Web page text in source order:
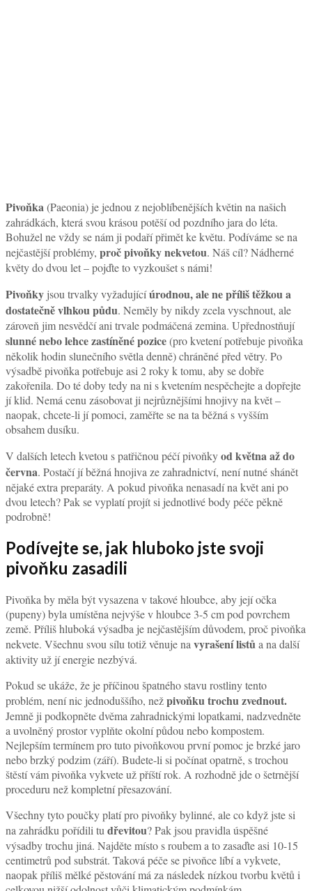
Pivoňka(Paeonia) je jednou z nejoblíbenějších květin na našich
zahrádkách, která svou krásou potěší od pozdního jara do léta.
Bohužel ne vždy se nám ji podaří přimět ke květu. Podíváme se na
nejčastější problémy, proč pivoňky nekvetou. Náš cíl? Nádherné
květy do dvou let – pojďte to vyzkoušet s námi!
Pivoňky jsou trvalky vyžadujícíúrodnou, ale ne příliš těžkou a
dostatečně vlhkou půdu. Neměly by nikdy zcela vyschnout, ale
zároveň jim nesvědčí ani trvale podmáčená zemina. Upřednostňují
slunné nebo lehce zastíněné pozice(pro kvetení potřebuje pivoňka
několik hodin slunečního světla denně) chráněné před větry. Po
výsadbě pivoňka potřebuje asi 2 roky k tomu, aby se dobře
zakořenila. Do té doby tedy na ni s kvetením nespěchejte a dopřejte
jí klid. Nemá cenu zásobovat ji nejrůznějšími hnojivy na květ –
naopak, chcete-li jí pomoci, zaměřte se na ta běžná s vyšším
obsahem dusíku.
V dalších letech kvetou s patřičnou péčí pivoňkyod května až do
června. Postačí jí běžná hnojiva ze zahradnictví, není nutné shánět
nějaké extra preparáty. A pokud pivoňka nenasadí na květ ani po
dvou letech? Pak se vyplatí projít si jednotlivé body péče pěkně
podrobně!
Podívejte se, jak hluboko jste svoji
pivoňku zasadili
Pivoňka by měla být vysazena v takové hloubce, aby její očka
(pupeny) byla umístěna nejvýše v hloubce 3-5 cm pod povrchem
země. Příliš hluboká výsadba je nejčastějším důvodem, proč pivoňka
nekvete. Všechnu svou sílu totiž věnuje navyrašení listůa na další
aktivity už jí energie nezbývá.
Pokud se ukáže, že je příčinou špatného stavu rostliny tento
problém, není nic jednoduššího, nežpivoňku trochu zvednout.
Jemně ji podkopněte dvěma zahradnickými lopatkami, nadzvedněte
a uvolněný prostor vyplňte okolní půdou nebo kompostem.
Nejlepším termínem pro tuto pivoňkovou první pomoc je brzké jaro
nebo brzký podzim (září). Budete-li si počínat opatrně, s trochou
štěstí vám pivoňka vykvete už příští rok. A rozhodně jde o šetrnější
proceduru než kompletní přesazování.
Všechny tyto poučky platí pro pivoňky bylinné, ale co když jste si
na zahrádku pořídili tudřevitou? Pak jsou pravidla úspěšné
výsadby trochu jiná. Najděte místo s roubem a to zasaďte asi 10-15
centimetrů pod substrát. Taková péče se pivoňce líbí a vykvete,
naopak příliš mělké pěstování má za následek nízkou tvorbu květů i